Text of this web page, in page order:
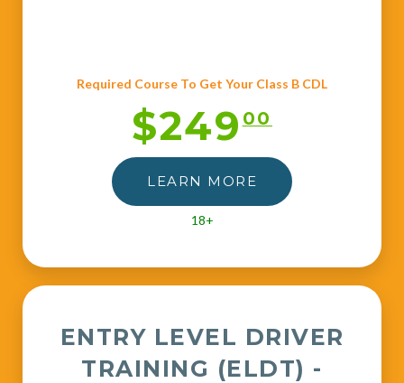
Required Course To Get Your Class B CDL
$24900
LEARN MORE
18+
ENTRY LEVEL DRIVER
TRAINING (ELDT) -